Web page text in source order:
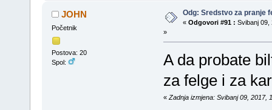
JOHN
Početnik
Postova: 20
Spol:
Odg: Sredstvo za pranje
« Odgovori #91 : Svibanj 09,
»
A da probate
za felge i za
«Zadnja izmjena: Svibanj 09, 2017,